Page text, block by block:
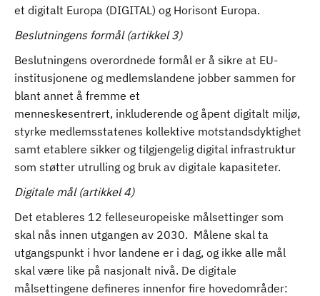
et digitalt Europa (DIGITAL) og Horisont Europa.
Beslutningens formål (artikkel 3)
Beslutningens overordnede formål er å sikre at EU-
institusjonene og medlemslandene jobber sammen for
blant annet å fremme et
menneskesentrert, inkluderende og åpent digitalt miljø,
styrke medlemsstatenes kollektive motstandsdyktighet
samt etablere sikker og tilgjengelig digital infrastruktur
som støtter utrulling og bruk av digitale kapasiteter.
Digitale mål (artikkel 4)
Det etableres 12 felleseuropeiske målsettinger som
skal nås innen utgangen av 2030. Målene skal ta
utgangspunkt i hvor landene er i dag, og ikke alle mål
skal være like på nasjonalt nivå. De digitale
målsettingene defineres innenfor fire hovedområder: